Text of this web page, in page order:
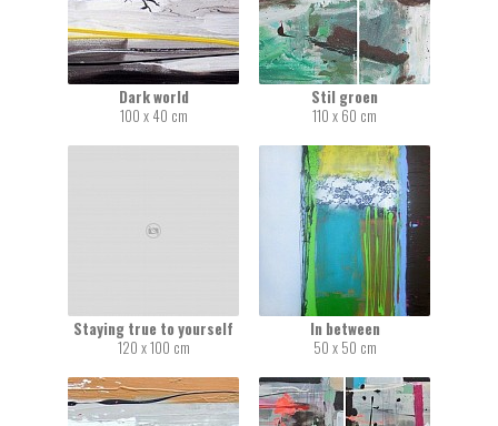
Dark world
100 x 40 cm
Stil groen
110 x 60 cm
Staying true to yourself
120 x 100 cm
In between
50 x 50 cm